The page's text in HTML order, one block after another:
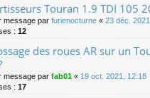
Touran 1.9 TDI 105
message par furienocturne « 23 déc.
: 12
des roues AR sur un
message par fab01 « 19 oct. 2021, 12:18
: 17